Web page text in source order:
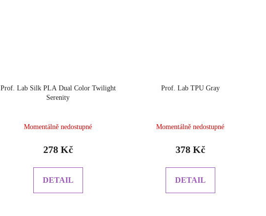
Prof. Lab Silk PLA Dual Color Twilight
Serenity
Momentálně nedostupné
278 Kč
DETAIL
Prof. Lab TPU Gray
Momentálně nedostupné
378 Kč
DETAIL